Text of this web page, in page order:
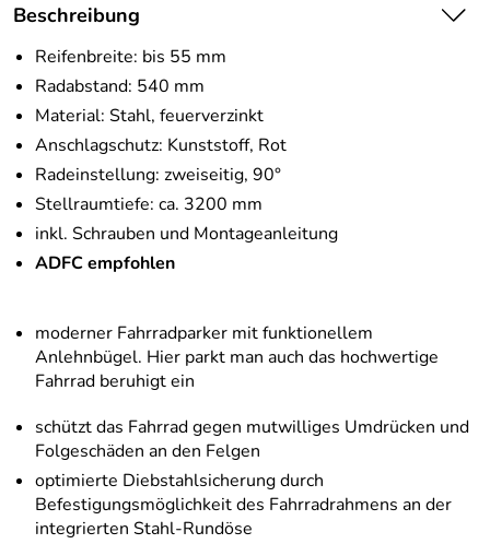
Beschreibung
Reifenbreite: bis 55 mm
Radabstand: 540 mm
Material: Stahl, feuerverzinkt
Anschlagschutz: Kunststoff, Rot
Radeinstellung: zweiseitig, 90°
Stellraumtiefe: ca. 3200 mm
inkl. Schrauben und Montageanleitung
ADFC empfohlen
moderner Fahrradparker mit funktionellem
Anlehnbügel. Hier parkt man auch das hochwertige
Fahrrad beruhigt ein
schützt das Fahrrad gegen mutwilliges Umdrücken und
Folgeschäden an den Felgen
optimierte Diebstahlsicherung durch
Befestigungsmöglichkeit des Fahrradrahmens an der
integrierten Stahl-Rundöse